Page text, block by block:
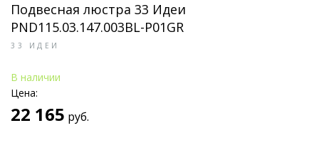
Подвесная люстра 33 Идеи
PND115.03.147.003BL-P01GR
33 ИДЕИ
В наличии
Цена:
22 165 руб.